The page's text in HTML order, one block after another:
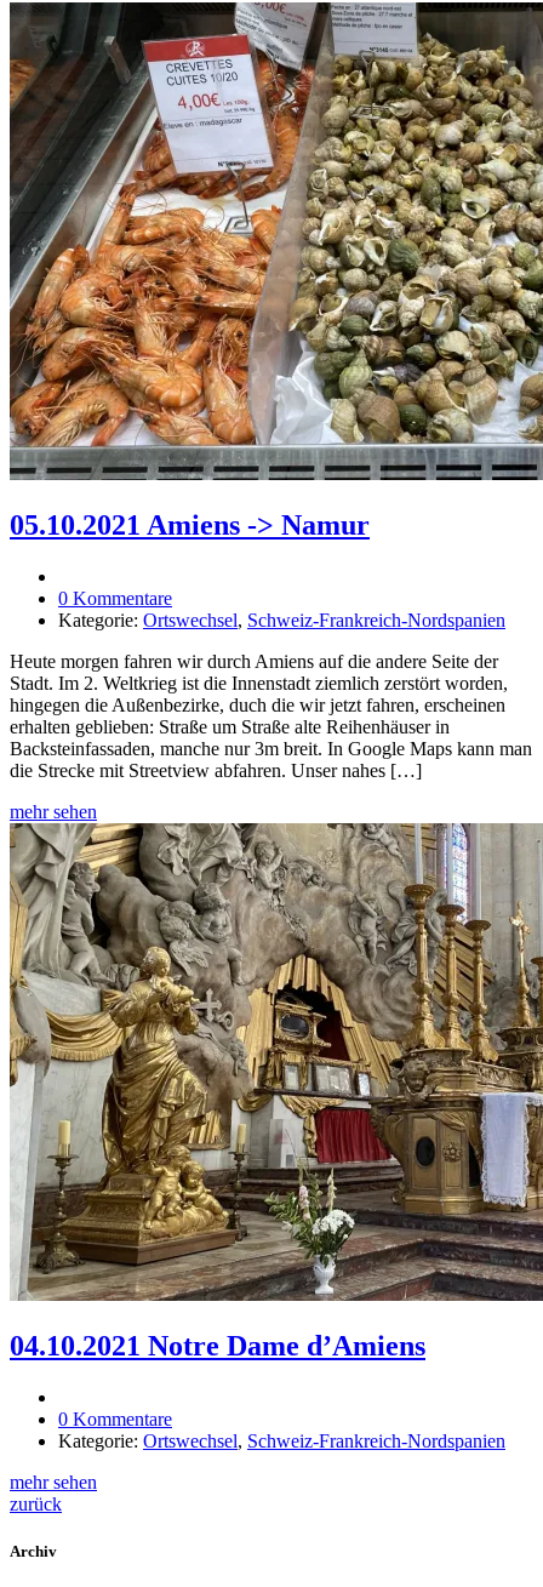
05.10.2021 Amiens -> Namur
0 Kommentare
Kategorie: Ortswechsel, Schweiz-Frankreich-Nordspanien
Heute morgen fahren wir durch Amiens auf die andere Seite der
Stadt. Im 2. Weltkrieg ist die Innenstadt ziemlich zerstört worden,
hingegen die Außenbezirke, duch die wir jetzt fahren, erscheinen
erhalten geblieben: Straße um Straße alte Reihenhäuser in
Backsteinfassaden, manche nur 3m breit. In Google Maps kann man
die Strecke mit Streetview abfahren. Unser nahes […]
mehr sehen
04.10.2021 Notre Dame d’Amiens
0 Kommentare
Kategorie: Ortswechsel, Schweiz-Frankreich-Nordspanien
mehr sehen
zurück
Archiv